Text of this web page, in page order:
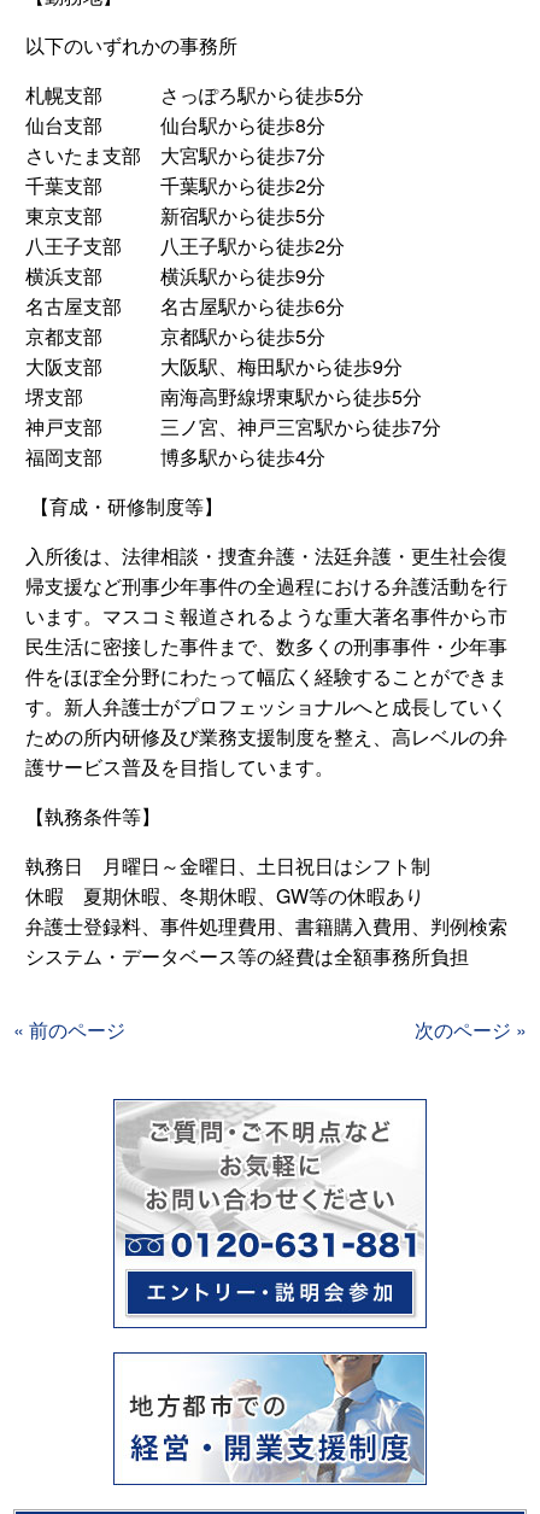
以下のいずれかの事務所
札幌支部 さっぽろ駅から徒歩5分
仙台支部 仙台駅から徒歩8分
さいたま支部 大宮駅から徒歩7分
千葉支部 千葉駅から徒歩2分
東京支部 新宿駅から徒歩5分
八王子支部 八王子駅から徒歩2分
横浜支部 横浜駅から徒歩9分
名古屋支部 名古屋駅から徒歩6分
京都支部 京都駅から徒歩5分
大阪支部 大阪駅、梅田駅から徒歩9分
堺支部 南海高野線堺東駅から徒歩5分
神戸支部 三ノ宮、神戸三宮駅から徒歩7分
福岡支部 博多駅から徒歩4分
【育成・研修制度等】
入所後は、法律相談・捜査弁護・法廷弁護・更生社会復
帰支援など刑事少年事件の全過程における弁護活動を行
います。マスコミ報道されるような重大著名事件から市
民生活に密接した事件まで、数多くの刑事事件・少年事
件をほぼ全分野にわたって幅広く経験することができま
す。新人弁護士がプロフェッショナルへと成長していく
ための所内研修及び業務支援制度を整え、高レベルの弁
護サービス普及を目指しています。
【執務条件等】
執務日 月曜日～金曜日、土日祝日はシフト制
休暇 夏期休暇、冬期休暇、GW等の休暇あり
弁護士登録料、事件処理費用、書籍購入費用、判例検索
システム・データベース等の経費は全額事務所負担
« 前のページ 次のページ »